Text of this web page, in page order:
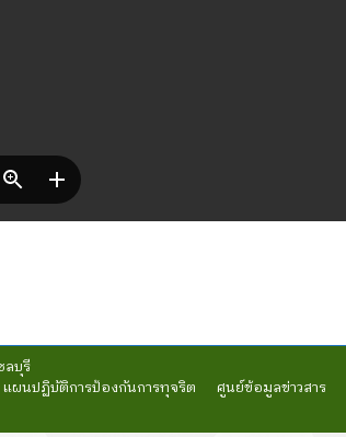
ลบุรี
แผนปฏิบัติการป้องกันการทุจริต ศูนย์ข้อมูลข่าวสาร